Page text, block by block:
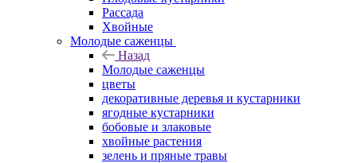
Рассада
Хвойные
Молодые саженцы
Назад
Молодые саженцы
цветы
декоративные деревья и кустарники
ягодные кустарники
бобовые и злаковые
хвойные растения
зелень и пряные травы